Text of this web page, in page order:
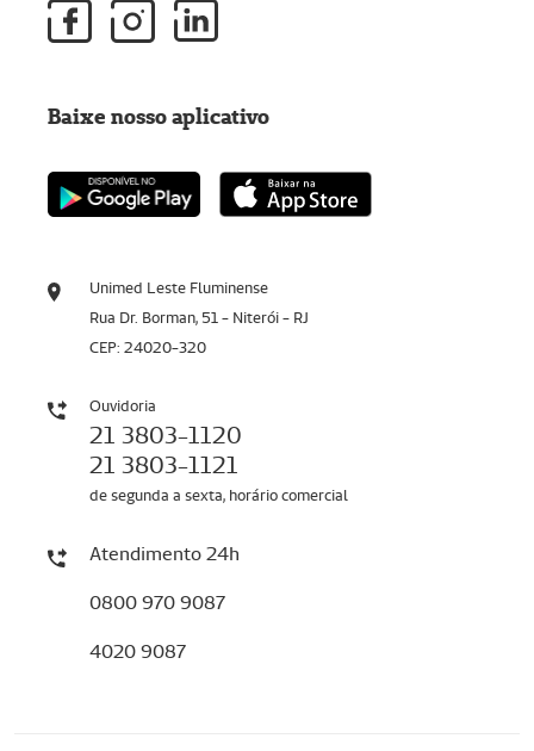
Unimed Leste Fluminense
Rua Dr. Borman, 51 - Niterói - RJ
CEP: 24020-320
Ouvidoria
21 3803-1120
21 3803-1121
de segunda a sexta, horário comercial
Atendimento 24h
0800 970 9087
4020 9087
Baixe nosso aplicativo